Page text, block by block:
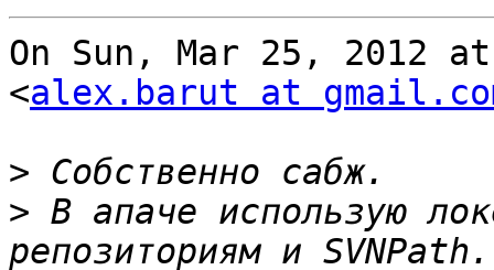
On Sun, Mar 25, 2012
<alex.barut at
>
> В апаче использую